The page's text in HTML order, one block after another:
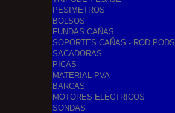
PESIMETROS
BOLSOS
FUNDAS CAÑAS
SOPORTES CAÑAS - ROD PODS
SACADORAS
PICAS
MATERIAL PVA
BARCAS
MOTORES ELÉCTRICOS
SONDAS